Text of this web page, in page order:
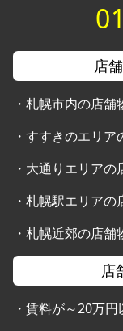
店
・ 札幌市内の店舗
・ すすきのエリア
・ 大通りエリアの
・ 札幌駅エリアの
・ 札幌近郊の店舗
店
・ 賃料が～20万